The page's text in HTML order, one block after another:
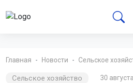
Главная Новости Сельское
Сельское хозяйство 30